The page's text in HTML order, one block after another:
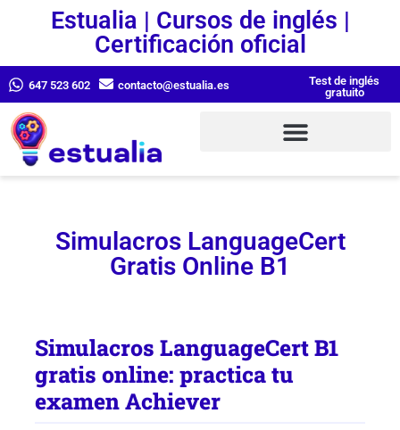
Estualia | Cursos de inglés |
Certificación oficial
647 523 602 contacto@estualia.es
Test de inglés
gratuito
Simulacros LanguageCert
Gratis Online B1
Simulacros LanguageCert B1
gratis online: practica tu
examen Achiever